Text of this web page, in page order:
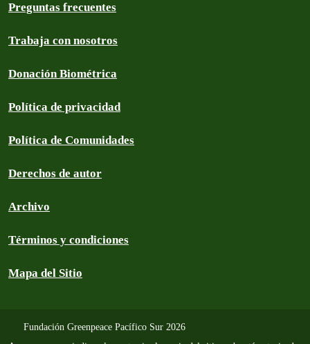
Preguntas frecuentes
Trabaja con nosotros
Donación Biométrica
Política de privacidad
Política de Comunidades
Derechos de autor
Archivo
Términos y condiciones
Mapa del Sitio
Fundación Greenpeace Pacífico Sur 2026